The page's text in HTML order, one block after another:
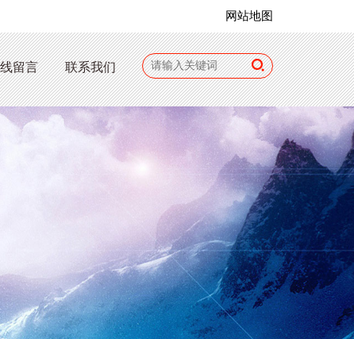
网站地图
留言 联系我们